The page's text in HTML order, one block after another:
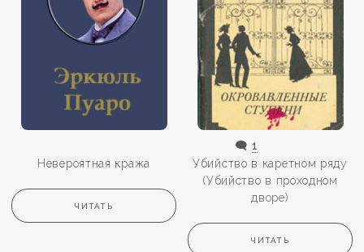
Невероятная кража
ЧИТАТЬ
🗨️1
Убийство в каретном ряду
(Убийство в проходном
дворе)
ЧИТАТЬ